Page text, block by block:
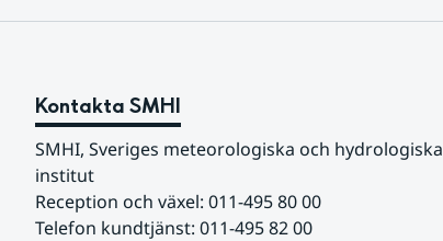
Kontakta SMHI
SMHI, Sveriges meteorologiska och hydrologiska
institut
Reception och växel: 011-495 80 00
Telefon kundtjänst: 011-495 82 00